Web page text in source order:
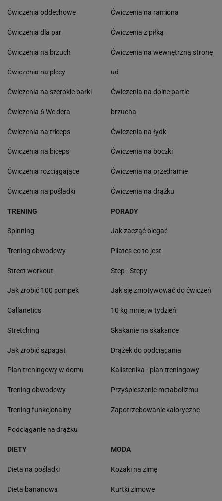
Ćwiczenia oddechowe
Ćwiczenia dla par
Ćwiczenia na brzuch
Ćwiczenia na plecy
Ćwiczenia na szerokie barki
Ćwiczenia 6 Weidera
Ćwiczenia na triceps
Ćwiczenia na biceps
Ćwiczenia rozciągające
Ćwiczenia na pośladki
Ćwiczenia na ramiona
Ćwiczenia z piłką
Ćwiczenia na wewnętrzną stronę
ud
Ćwiczenia na dolne partie
brzucha
Ćwiczenia na łydki
Ćwiczenia na boczki
Ćwiczenia na przedramie
Ćwiczenia na drążku
TRENING
Spinning
Trening obwodowy
Street workout
Jak zrobić 100 pompek
Callanetics
Stretching
Jak zrobić szpagat
Plan treningowy w domu
Trening obwodowy
Trening funkcjonalny
Podciąganie na drążku
PORADY
Jak zacząć biegać
Pilates co to jest
Step - Stepy
Jak się zmotywować do ćwiczeń
10 kg mniej w tydzień
Skakanie na skakance
Drążek do podciągania
Kalistenika - plan treningowy
Przyśpieszenie metabolizmu
Zapotrzebowanie kaloryczne
DIETY
Dieta na pośladki
Dieta bananowa
MODA
Kozaki na zimę
Kurtki zimowe